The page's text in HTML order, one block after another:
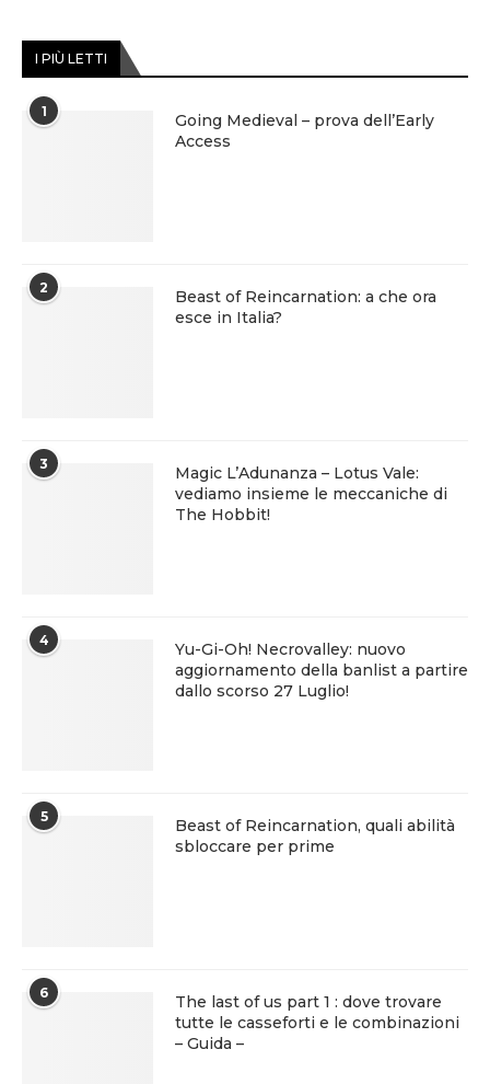
I PIÙ LETTI
1
Going Medieval – prova dell’Early
Access
2
Beast of Reincarnation: a che ora
esce in Italia?
3
Magic L’Adunanza – Lotus Vale:
vediamo insieme le meccaniche di
The Hobbit!
4
Yu-Gi-Oh! Necrovalley: nuovo
aggiornamento della banlist a partire
dallo scorso 27 Luglio!
5
Beast of Reincarnation, quali abilità
sbloccare per prime
6
The last of us part 1 : dove trovare
tutte le casseforti e le combinazioni
– Guida –